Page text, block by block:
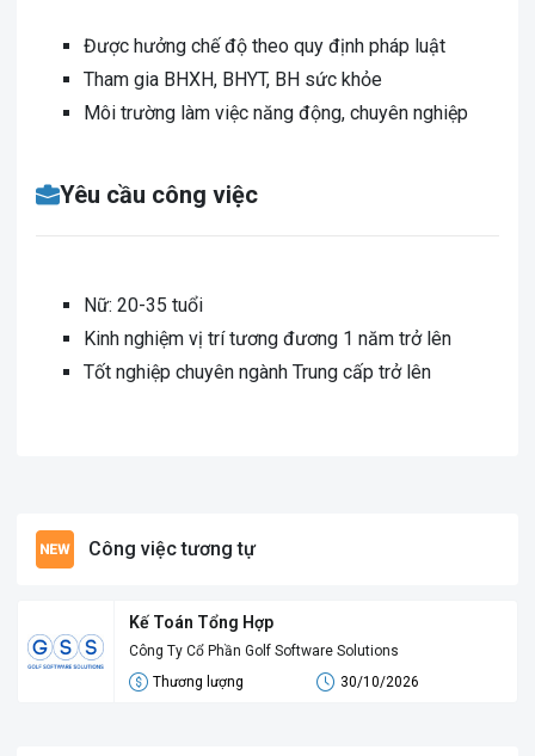
Được hưởng chế độ theo quy định pháp luật
Tham gia BHXH, BHYT, BH sức khỏe
Môi trường làm việc năng động, chuyên nghiệp
Yêu cầu công việc
Nữ: 20-35 tuổi
Kinh nghiệm vị trí tương đương 1 năm trở lên
Tốt nghiệp chuyên ngành Trung cấp trở lên
Công việc tương tự
Kế Toán Tổng Hợp
Công Ty Cổ Phần Golf Software Solutions
Thương lượng
30/10/2026